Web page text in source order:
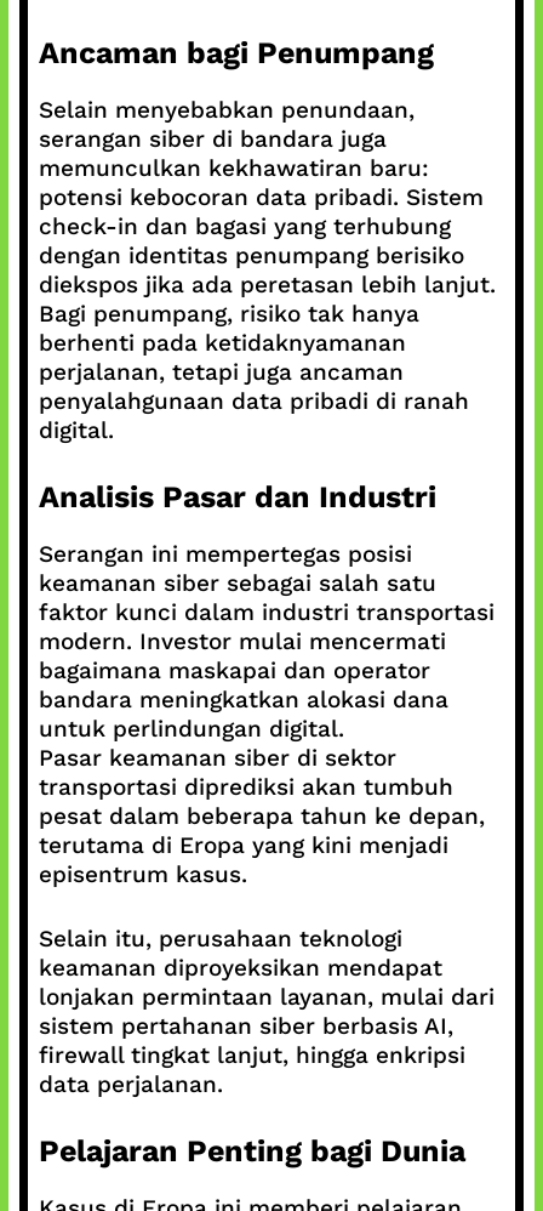
Ancaman bagi Penumpang
Selain menyebabkan penundaan,
serangan siber di bandara juga
memunculkan kekhawatiran baru:
potensi kebocoran data pribadi. Sistem
check-in dan bagasi yang terhubung
dengan identitas penumpang berisiko
diekspos jika ada peretasan lebih lanjut.
Bagi penumpang, risiko tak hanya
berhenti pada ketidaknyamanan
perjalanan, tetapi juga ancaman
penyalahgunaan data pribadi di ranah
digital.
Analisis Pasar dan Industri
Serangan ini mempertegas posisi
keamanan siber sebagai salah satu
faktor kunci dalam industri transportasi
modern. Investor mulai mencermati
bagaimana maskapai dan operator
bandara meningkatkan alokasi dana
untuk perlindungan digital.
Pasar keamanan siber di sektor
transportasi diprediksi akan tumbuh
pesat dalam beberapa tahun ke depan,
terutama di Eropa yang kini menjadi
episentrum kasus.
Selain itu, perusahaan teknologi
keamanan diproyeksikan mendapat
lonjakan permintaan layanan, mulai dari
sistem pertahanan siber berbasis AI,
firewall tingkat lanjut, hingga enkripsi
data perjalanan.
Pelajaran Penting bagi Dunia